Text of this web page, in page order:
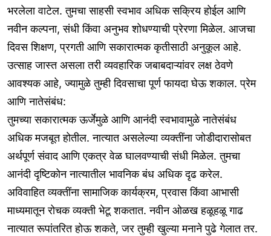
भरलेला वाटेल. तुमचा साहसी स्वभाव अधिक सक्रिय होईल आणि
नवीन कल्पना, संधी किंवा अनुभव शोधण्याची प्रेरणा मिळेल. आजचा
दिवस शिक्षण, प्रगती आणि सकारात्मक कृतीसाठी अनुकूल आहे.
उत्साह जास्त असला तरी व्यवहारिक जबाबदाऱ्यांवर लक्ष ठेवणे
आवश्यक आहे, ज्यामुळे तुम्ही दिवसाचा पूर्ण फायदा घेऊ शकाल. प्रेम
आणि नातेसंबंध:
तुमच्या सकारात्मक ऊर्जेमुळे आणि आनंदी स्वभावामुळे नातेसंबंध
अधिक मजबूत होतील. नात्यात असलेल्या व्यक्तींना जोडीदारासोबत
अर्थपूर्ण संवाद आणि एकत्र वेळ घालवण्याची संधी मिळेल. तुमचा
आनंदी दृष्टिकोन नात्यातील भावनिक बंध अधिक दृढ करेल.
अविवाहित व्यक्तींना सामाजिक कार्यक्रम, प्रवास किंवा आभासी
माध्यमातून रोचक व्यक्ती भेटू शकतात. नवीन ओळख हळूहळू गाढ
नात्यात रूपांतरित होऊ शकते, जर तुम्ही खुल्या मनाने पुढे गेलात तर.